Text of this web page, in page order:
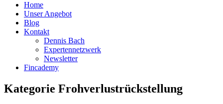
Home
Unser Angebot
Blog
Kontakt
Dennis Bach
Expertennetzwerk
Newsletter
Fincademy
Kategorie Frohverlustrückstellung